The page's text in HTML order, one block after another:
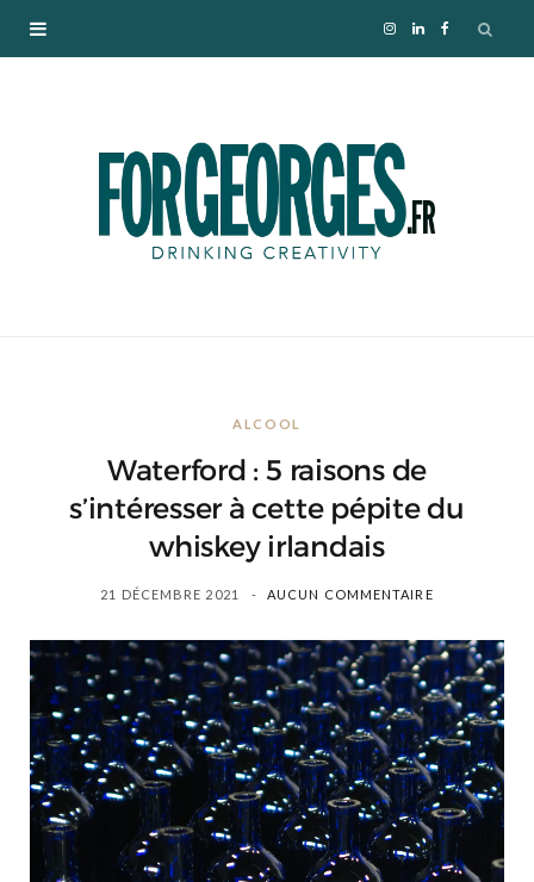
I
s
m
L
k
ALCOOL
Waterford : 5 raisons de
s’intéresser à cette pépite du
whiskey irlandais
21 DÉCEMBRE 2021 AUCUN COMMENTAIRE